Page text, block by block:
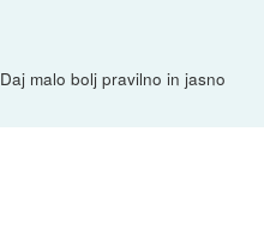
malo bolj pravilno in jasno